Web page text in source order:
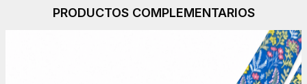
PRODUCTOS COMPLEMENTARIOS